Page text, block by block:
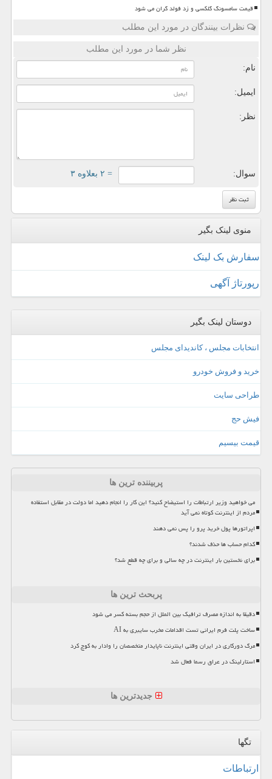
قیمت سامسونگ گلکسی و زد فولد گران می شود
نظرات بینندگان در مورد این مطلب
نظر شما در مورد این مطلب
نام:
ایمیل:
نظر:
سوال: = ۲ بعلاوه ۳
منوی لینک بگیر
سفارش بک لینک
رپورتاژ آگهی
دوستان لینک بگیر
انتخابات مجلس ، کاندیدای مجلس
خرید و فروش خودرو
طراحی سایت
فیش حج
قیمت بیسیم
پربیننده ترین ها
می خواهید وزیر ارتباطات را استیضاح کنید؟ این کار را انجام دهید اما دولت در مقابل استفاده
مردم از اینترنت کوتاه نمی آید
اپراتورها پول خرید پرو را پس نمی دهند
کدام حساب ها حذف شدند؟
برای نخستین بار اینترنت در چه سالی و برای چه قطع شد؟
پربحث ترین ها
دقیقا به اندازه مصرف ترافیک بین الملل از حجم بسته کسر می شود
ساخت پلت فرم ایرانی تست اقدامات مخرب سایبری به AI
مرگ دورکاری در ایران وقتی اینترنت ناپایدار متخصصان را وادار به کوچ کرد
استارلینک در عراق رسما فعال شد
جدیدترین ها
تگها
ارتباطات